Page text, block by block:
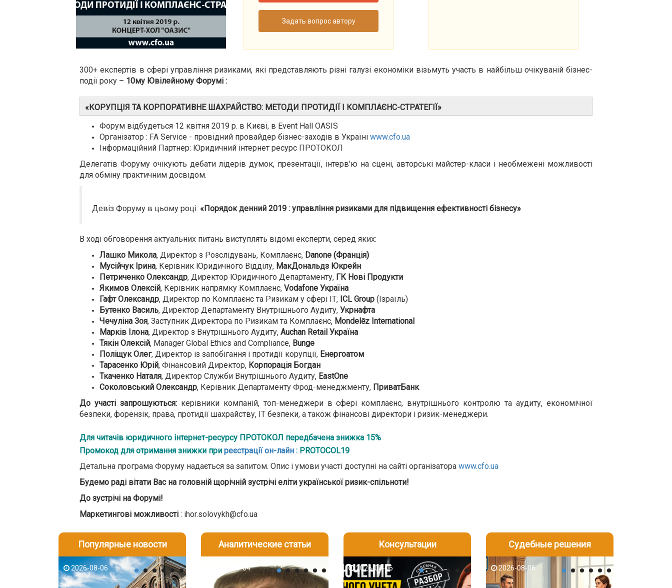
Задать вопрос автору
300+ експертів в сфері управління ризиками, які представляють різні галузі економіки візьмуть участь в найбільш очікуваній бізнес-
події року – 10му Ювілейному Форумі :
«КОРУПЦІЯ ТА КОРПОРАТИВНЕ ШАХРАЙСТВО: МЕТОДИ ПРОТИДІЇ І КОМПЛАЄНС-СТРАТЕГІЇ»
Форум відбудеться 12 квітня 2019 р. в Києві, в Event Hall OASIS
Організатор : FA Service - провідний провайдер бізнес-заходів в Україні www.cfo.ua
Інформаційний Партнер: Юридичний інтернет ресурс ПРОТОКОЛ
Делегатів Форуму очікують дебати лідерів думок, презентації, інтерв'ю на сцені, авторські майстер-класи і необмежені можливості
для обміну практичним досвідом.
Девіз Форуму в цьому році: «Порядок денний 2019 : управління ризиками для підвищення ефективності бізнесу»
В ході обговорення актуальних питань виступлять відомі експерти, серед яких:
Лашко Микола, Директор з Розслідувань, Комплаєнс, Danone (Франція)
Мусійчук Ірина, Керівник Юридичного Відділу, МакДональдз Юкрейн
Петриченко Олександр, Директор Юридичного Департаменту, ГК Нові Продукти
Якимов Олексій, Керівник напрямку Комплаєнс, Vodafone Україна
ГафтОлександр, Директор по Комплаєнс та Ризикам у сфері ІТ, ICL Group (Ізраїль)
Бутенко Василь, Директор Департаменту Внутрішнього Аудиту, Укрнафта
Чечуліна Зоя, Заступник Директора по Ризикам та Комплаєнс, Mondelēz International
Марків Ілона, Директор з Внутрішнього Аудиту, Auchan Retail Україна
Тякін Олексій, Manager Global Ethics and Compliance, Bunge
Поліщук Олег, Директор із запобігання і протидії корупції, Енергоатом
Тарасенко Юрій, Фінансовий Директор, Корпорація Богдан
Ткаченко Наталя, Директор Служби Внутрішнього Аудиту, EastOne
Соколовський Олександр, Керівник Департаменту Фрод-менеджменту, ПриватБанк
До участі запрошуються:керівники компаній, топ-менеджери в сфері комплаєнс, внутрішнього контролю та аудиту, економічної
безпеки, форензік, права, протидії шахрайству, ІТ безпеки, а також фінансові директори і ризик-менеджери.
Для читачів юридичного інтернет-ресурсу ПРОТОКОЛ передбачена знижка 15%
Промокод для отримання знижки при реєстрації он-лайн : PROTOCOL19
Детальна програма Форуму надається за запитом. Опис і умови участі доступні на сайті організатора www.cfo.ua
Будемо раді вітати Вас на головній щорічній зустрічі еліти української ризик-спільноти!
До зустрічі на Форумі!
Маркетингові можливості : ihor.solovykh@cfo.ua
Популярные новости
2026-08-06 2026-08-06 2026-08-05 2026-08-05
Аналитические статьи
2026-08-03 2026-08-04 2026-08-04 2026-08-03 2026-08-03
Консультации
2026-08-05 2026-08-06 2026-08-06 2026-08-06
Судебные решения
2026-07-30 2026-08-06